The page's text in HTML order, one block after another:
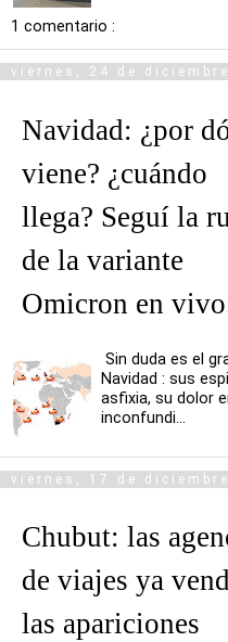
1 comentario :
viernes, 24 de diciembre
Navidad: ¿por
viene? ¿cuándo
llega? Seguí la
de la variante
Omicron en
Sin duda es el
Navidad : sus
asfixia, su dolor
inconfundi...
viernes, 17 de
Chubut: las
de viajes ya
las apariciones